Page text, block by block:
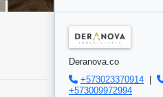
Deranova.co
+573023370914
+573009972994